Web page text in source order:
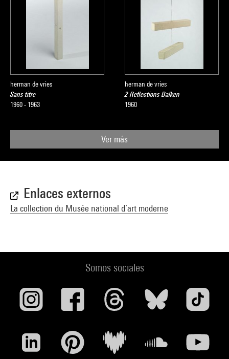
herman de vries
Sans titre
1960 - 1963
herman de vries
2 Reflections Balken
1960
Ver más
Enlaces externos
La collection du Musée national d’art moderne
Somos sociales